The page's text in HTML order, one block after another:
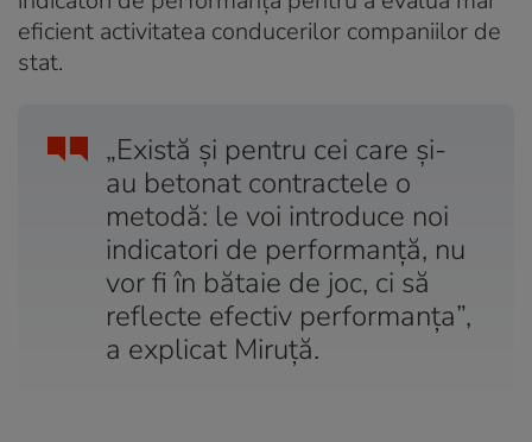
eficient activitatea conducerilor companiilor de
stat.
„Există și pentru cei care și-
au betonat contractele o
metodă: le voi introduce noi
indicatori de performanță, nu
vor fi în bătaie de joc, ci să
reflecte efectiv performanța”,
a explicat Miruță.